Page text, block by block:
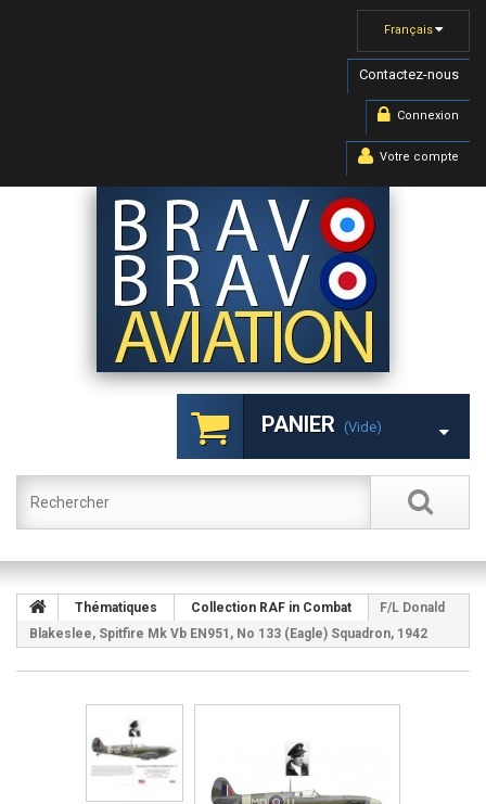
Français
Contactez-nous
Connexion
Votre compte
PANIER (vide)
Thématiques Collection RAF in Combat
F/L Donald
Blakeslee, Spitfire Mk Vb EN951, No 133 (Eagle) Squadron, 1942